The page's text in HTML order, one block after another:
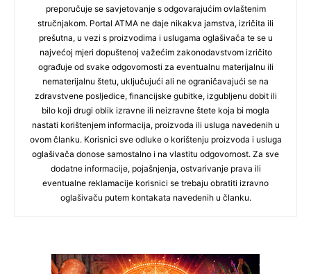
preporučuje se savjetovanje s odgovarajućim ovlaštenim
stručnjakom. Portal ATMA ne daje nikakva jamstva, izričita ili
prešutna, u vezi s proizvodima i uslugama oglašivača te se u
najvećoj mjeri dopuštenoj važećim zakonodavstvom izričito
ograđuje od svake odgovornosti za eventualnu materijalnu ili
nematerijalnu štetu, uključujući ali ne ograničavajući se na
zdravstvene posljedice, financijske gubitke, izgubljenu dobit ili
bilo koji drugi oblik izravne ili neizravne štete koja bi mogla
nastati korištenjem informacija, proizvoda ili usluga navedenih u
ovom članku. Korisnici sve odluke o korištenju proizvoda i usluga
oglašivača donose samostalno i na vlastitu odgovornost. Za sve
dodatne informacije, pojašnjenja, ostvarivanje prava ili
eventualne reklamacije korisnici se trebaju obratiti izravno
oglašivaču putem kontakata navedenih u članku.